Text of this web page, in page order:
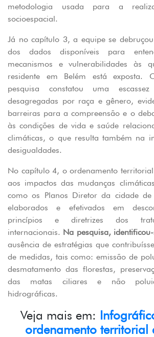
metodologia usada para a
socioespacial.
Já no capítulo 3, a equipe se
dos dados disponíveis para
mecanismos e vulnerabilidades às
residente em Belém está exposta.
pesquisa constatou uma
desagregadas por raça e gênero,
barreiras para a compreensão e o
às condições de vida e saúde
climáticas, o que resulta também na
desigualdades.
No capítulo 4, o ordenamento
aos impactos das mudanças
como os Planos Diretor da cidade
elaborados e efetivados em
princípios e diretrizes dos
internacionais. Na pesquisa,
ausência de estratégias que
de medidas, tais como: emissão de
desmatamento das florestas,
das matas ciliares e não
hidrográficas.
Veja mais em:
ordenamento territorial